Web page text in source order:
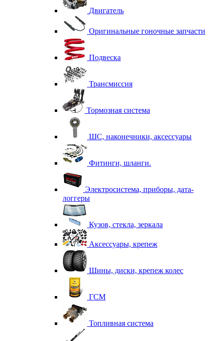
Двигатель
Оригинальные гоночные запчасти
Подвеска
Трансмиссия
Тормозная система
ШС, наконечники, аксессуары
Фитинги, шланги.
Электросистема, приборы, дата-
логгеры
Кузов, стекла, зеркала
Аксессуары, крепеж
Шины, диски, крепеж колес
ГСМ
Топливная система